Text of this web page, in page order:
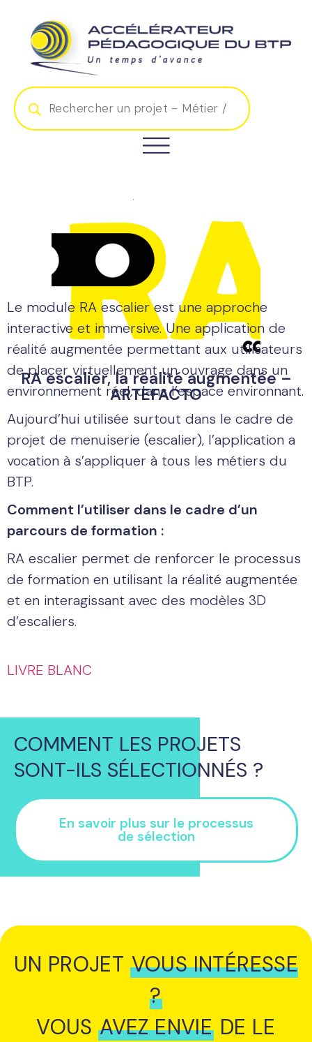
RA escalier, la réalité augmentée –
ARTEFACTO
Le module RA escalier est une approche
interactive et immersive. Une application de
réalité augmentée permettant aux utilisateurs
de placer virtuellement un ouvrage dans un
environnement réel, dans l’espace environnant.
Aujourd’hui utilisée surtout dans le cadre de
projet de menuiserie (escalier), l’application a
vocation à s’appliquer à tous les métiers du
BTP.
Comment l’utiliser dans le cadre d’un
parcours de formation :
RA escalier permet de renforcer le processus
de formation en utilisant la réalité augmentée
et en interagissant avec des modèles 3D
d’escaliers.
LIVRE BLANC
COMMENT LES PROJETS
SONT-ILS SÉLECTIONNÉS ?
En savoir plus sur le processus
de sélection
UN PROJET VOUS INTÉRESSE
?
VOUSAVEZ ENVIE DE LE